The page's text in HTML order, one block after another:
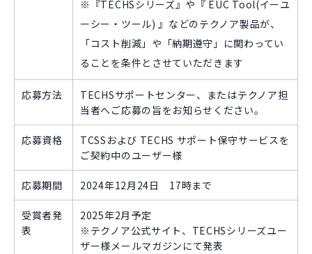
※『TECHSシリーズ』や『 EUC Tool(イーユ
ーシー・ツール) 』などのテクノア製品が、
「コスト削減」や「納期遵守」に関わってい
ることを条件とさせていただきます
応募方法
TECHSサポートセンター、またはテクノア担
当者へご応募の旨をお知らせください。
応募資格
TCSSおよび TECHS サポート保守サービスを
ご契約中のユーザー様
応募期間 2024年12月24日 17時まで
受賞者発
表
2025年2月予定
※テクノア公式サイト、TECHSシリーズユー
ザー様メールマガジンにて発表